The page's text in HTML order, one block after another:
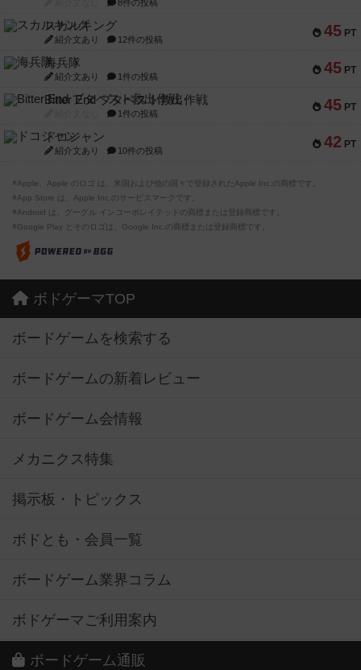
8件の投稿
45 PT
スカルキング
紹介文あり 12件の投稿
45 PT
海兵隊
紹介文あり 1件の投稿
45 PT
Bitter End ブタペスト救出作戦
1件の投稿
42 PT
ドコジャン
紹介文あり 10件の投稿
※Apple、Apple のロゴ は、米国および他の国々で登録されたApple Inc.の商標です。
※App Store は、Apple Inc.のサービスマークです。
※Android は、グーグル インコーポレイテッドの商標または登録商標です。
※Google Play とそのロゴは、Google Inc.の商標または登録商標です。
ボドゲーマTOP
ボードゲームを検索する
ボードゲームの新着レビュー
ボードゲーム会情報
メカニクス特集
掲示板・トピックス
ボドとも・会員一覧
ボードゲーム業界コラム
ボドゲーマご利用案内
ボードゲーム通販